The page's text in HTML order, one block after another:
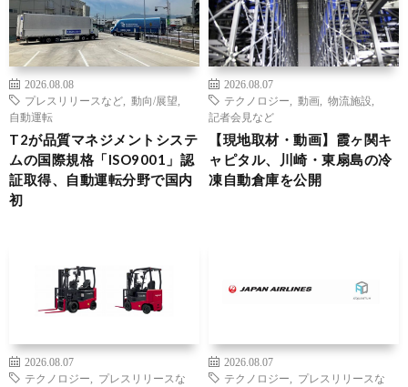
2026.08.08
プレスリリースなど
動向/展望
自動運転
T2が品質マネジメントシステ
ムの国際規格「ISO9001」認
証取得、自動運転分野で国内
初
2026.08.07
テクノロジー
動画 物流施設
記者会見など
【現地取材・動画】霞ヶ関キ
ャピタル、川崎・東扇島の冷
凍自動倉庫を公開
2026.08.07
テクノロジー
プレスリリースな
2026.08.07
テクノロジー
プレスリリースな